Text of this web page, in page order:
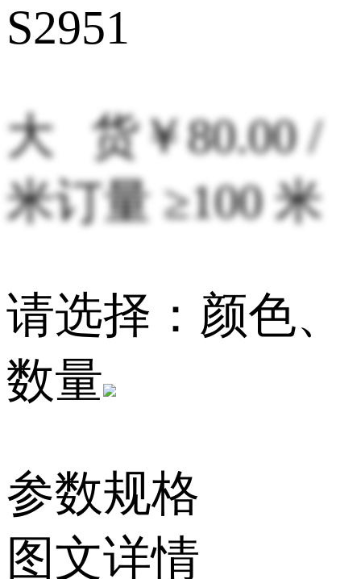
S2951
大 货￥80.00 /
米订量 ≥100 米
请选择：颜色、
数量
参数规格
图文详情